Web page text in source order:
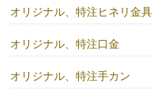
オリジナル、特注ヒネリ金具
オリジナル、特注口金
オリジナル、特注手カン